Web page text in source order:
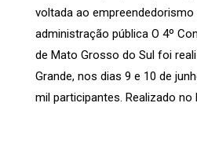
voltada ao
administração pública O 4º
de Mato Grosso do Sul foi
Grande, nos dias 9 e 10 de
mil participantes. Realizado no